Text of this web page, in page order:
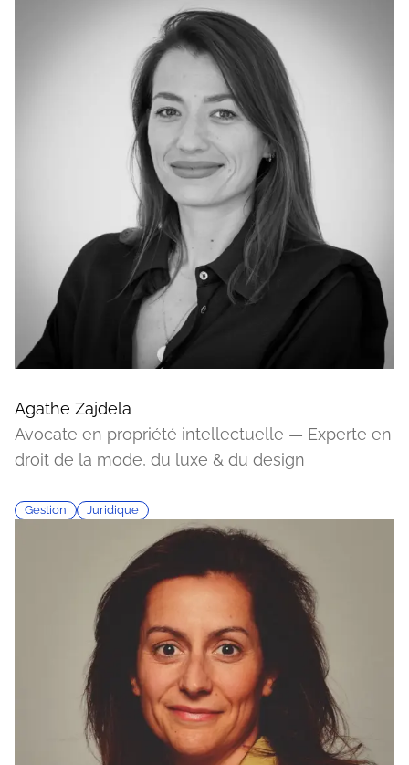
Agathe Zajdela
Avocate en propriété intellectuelle — Experte en
droit de la mode, du luxe & du design
Gestion Juridique